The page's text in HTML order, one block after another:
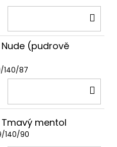
(pudrově
140/87
mentol
140/90